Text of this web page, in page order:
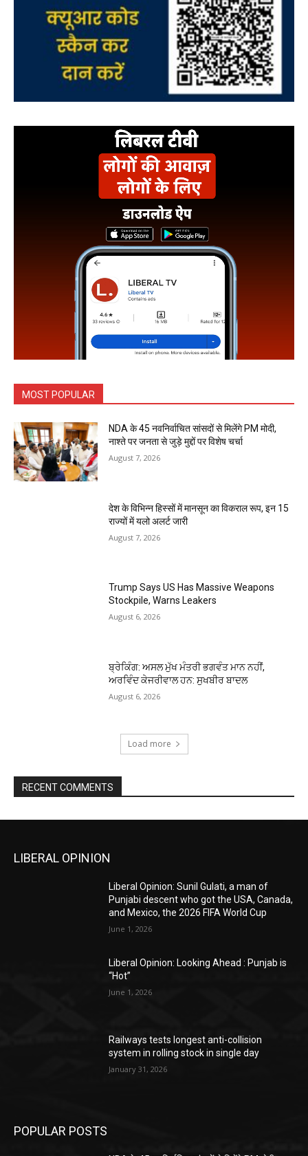
MOST POPULAR
NDA के 45 नवनिर्वाचित सांसदों से मिलेंगे PM मोदी,
नाश्ते पर जनता से जुड़े मुद्दों पर विशेष चर्चा
August 7, 2026
देश के विभिन्न हिस्सों में मानसून का विकराल रूप, इन 15
राज्यों में यलो अलर्ट जारी
August 7, 2026
Trump Says US Has Massive Weapons
Stockpile, Warns Leakers
August 6, 2026
ਬ੍ਰੇਕਿੰਗ: ਅਸਲ ਮੁੱਖ ਮੰਤਰੀ ਭਗਵੰਤ ਮਾਨ ਨਹੀਂ,
ਅਰਵਿੰਦ ਕੇਜਰੀਵਾਲ ਹਨ: ਸੁਖਬੀਰ ਬਾਦਲ
August 6, 2026
Load more
RECENT COMMENTS
LIBERAL OPINION
Liberal Opinion: Sunil Gulati, a man of
Punjabi descent who got the USA, Canada,
and Mexico, the 2026 FIFA World Cup
June 1, 2026
Liberal Opinion: Looking Ahead : Punjab is
“Hot”
June 1, 2026
Railways tests longest anti-collision
system in rolling stock in single day
January 31, 2026
POPULAR POSTS